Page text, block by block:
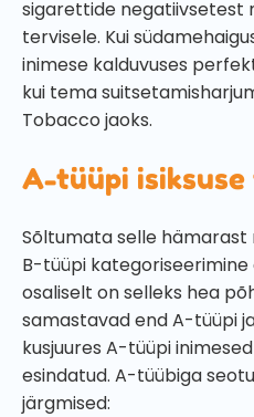
sigarettide negatiivsetest
tervisele. Kui
inimese kalduvuses
kui tema
Tobacco jaoks.
A-tüüpi isiksuse
Sõltumata selle hämarast
B-tüüpi kategoriseerimine
osaliselt on selleks hea
samastavad end A-tüüpi
kusjuures A-tüüpi
esindatud. A-tüübiga
järgmised: